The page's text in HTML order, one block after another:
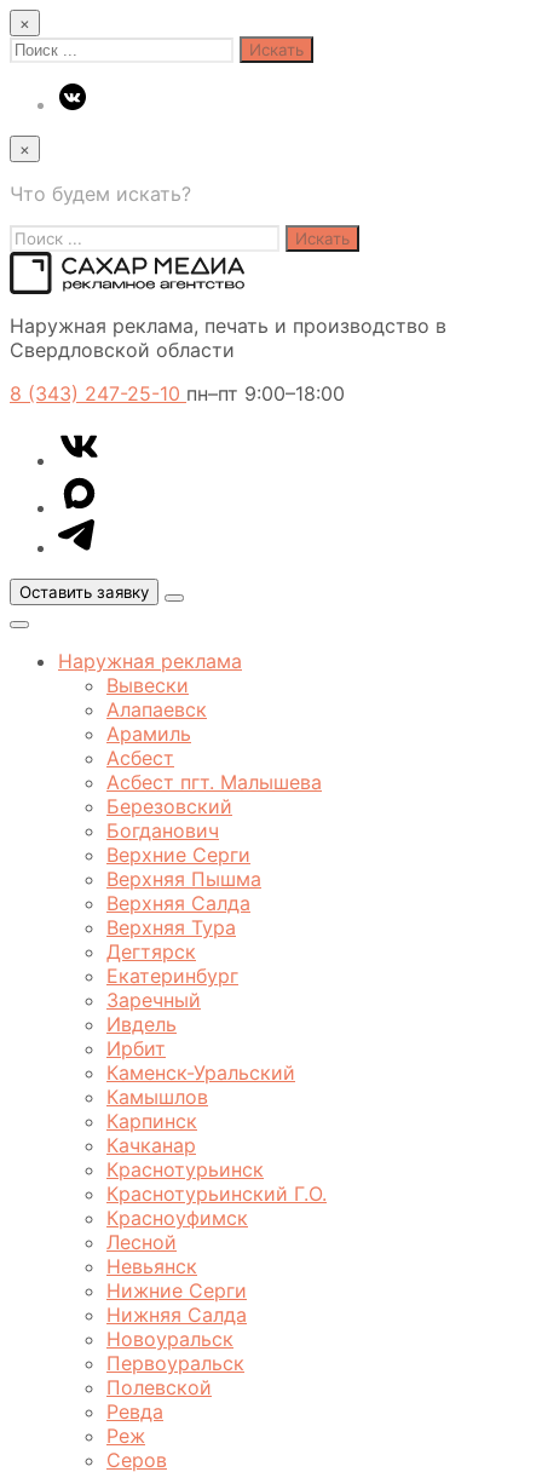
×
Search
×
Что будем искать?
Search
for:
Медиа
Наружная реклама, печать и производство в
Свердловской области
8 (343) 247-25-10 пн–пт 9:00–18:00
VK
Telegram
MAX
Оставить заявку
Открыть
Закрыть
менюНаружная реклама
Вывески
Алапаевск
Арамиль
Асбест
Асбест пгт. Малышева
Березовский
Богданович
Верхние Серги
Верхняя Пышма
Верхняя Салда
Верхняя Тура
Дегтярск
Екатеринбург
Заречный
Ивдель
Ирбит
Каменск-Уральский
Камышлов
Карпинск
Качканар
Краснотурьинск
Краснотурьинский Г.О.
Красноуфимск
Лесной
Невьянск
Нижние Серги
Нижняя Салда
Новоуральск
Первоуральск
Полевской
Ревда
Реж
Серов